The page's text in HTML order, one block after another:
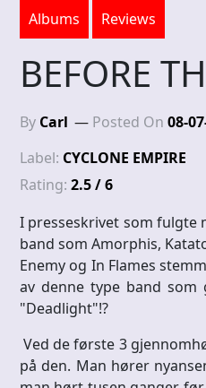
Albums Reviews
BEFORE
By Carl Posted On 08-
Label: CYCLONE EMPIRE
Rating: 2.5 / 6
I presseskrivet som fulgte
band som Amorphis,
Enemy og In Flames
av denne type band
"Deadlight"!?
Ved de første 3
på den. Man hører